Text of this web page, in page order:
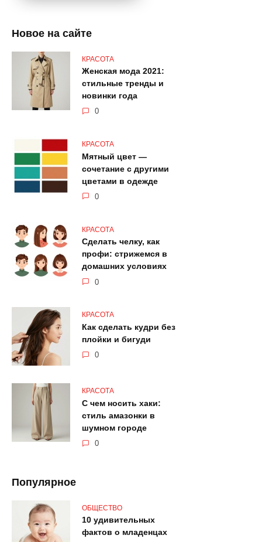
Новое на сайте
КРАСОТА
Женская мода 2021:
стильные тренды и
новинки года
0
КРАСОТА
Мятный цвет —
сочетание с другими
цветами в одежде
0
КРАСОТА
Сделать челку, как
профи: стрижемся в
домашних условиях
0
КРАСОТА
Как сделать кудри без
плойки и бигуди
0
КРАСОТА
С чем носить хаки:
стиль амазонки в
шумном городе
0
Популярное
ОБЩЕСТВО
10 удивительных
фактов о младенцах